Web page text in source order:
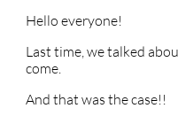
Hello everyone!
Last time, we talked
come.
And that was the case!!